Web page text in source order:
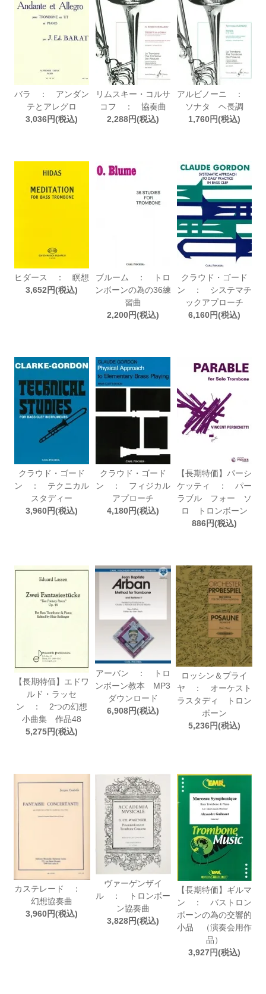
バラ ： アンダン
テとアレグロ
3,036円(税込)
リムスキー・コルサ
コフ ： 協奏曲
2,288円(税込)
アルビノーニ ：
ソナタ ヘ長調
1,760円(税込)
ヒダース ： 瞑想
3,652円(税込)
ブルーム ： トロ
ンボーンの為の36練
習曲
2,200円(税込)
クラウド・ゴード
ン ： システマチ
ックアプローチ
6,160円(税込)
クラウド・ゴード
ン ： テクニカル
スタディー
3,960円(税込)
クラウド・ゴード
ン ： フィジカル
アプローチ
4,180円(税込)
【長期特価】パーシ
ケッティ ： パー
ラブル フォー ソ
ロ トロンボーン
886円(税込)
【長期特価】エドワ
ルド・ラッセ
ン ： 2つの幻想
小曲集 作品48
5,275円(税込)
アーバン ： トロ
ンボーン教本 MP3
ダウンロード
6,908円(税込)
ロッシン＆プライ
ヤ ： オーケスト
ラスタディ トロン
ボーン
5,236円(税込)
カステレード ：
幻想協奏曲
3,960円(税込)
ヴァーゲンザイ
ル ： トロンボー
ン協奏曲
3,828円(税込)
【長期特価】ギルマ
ン ： バストロン
ボーンの為の交響的
小品 （演奏会用作
品）
3,927円(税込)